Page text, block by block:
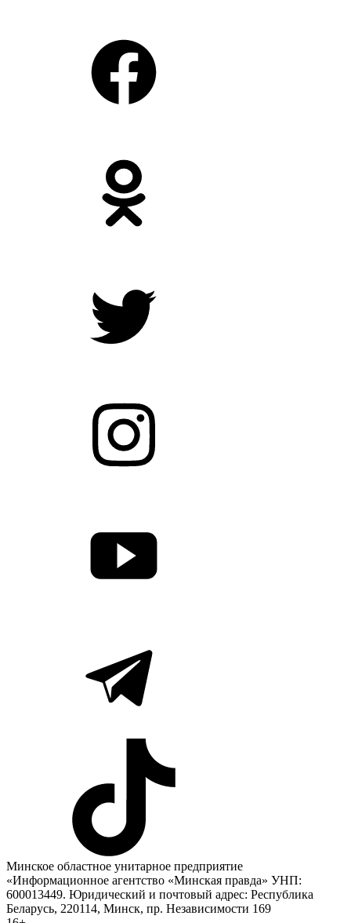
Минское областное унитарное предприятие
«Информационное агентство «Минская правда» УНП:
600013449. Юридический и почтовый адрес: Республика
Беларусь, 220114, Минск, пр. Независимости 169